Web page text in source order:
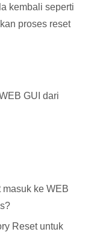
kembali seperti
proses reset
GUI dari
ke WEB
Reset untuk